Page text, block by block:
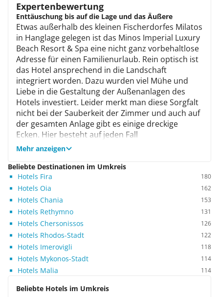
Expertenbewertung
Enttäuschung bis auf die Lage und das Äußere
Etwas außerhalb des kleinen Fischerdorfes Milatos
in Hanglage gelegen ist das Minos Imperial Luxury
Beach Resort & Spa eine nicht ganz vorbehaltlose
Adresse für einen Familienurlaub. Rein optisch ist
das Hotel ansprechend in die Landschaft
integriert worden. Dazu wurden viel Mühe und
Liebe in die Gestaltung der Außenanlagen des
Hotels investiert. Leider merkt man diese Sorgfalt
nicht bei der Sauberkeit der Zimmer und auch auf
der gesamten Anlage gibt es einige dreckige
Ecken. Hier besteht auf jeden Fall
Verbesserungsbedarf. Unsere Kinder haben sich
hier zwar rundum wohlgefühlt, was aber nur an
den anderen anwesenden Kindern lag. Wir hätten
uns mehr Animation gewünscht. Am Strand lässt
es sich wunderbar Schnorcheln, vor allem die
felsigen Abschnitte bieten sich hierfür besonders
gut an. Unser Zimmer bot genügend Platz für 4
Personen, nur hatten wir mit Kakerlaken auch
noch Untermieter. Ein bisschen Probleme hatten
wir bei der Verständigung mit dem Hotelpersonal,
mit Händen und Füßen hat es dann aber doch
geklappt. Für die Verpflegung stehen gleich
mehrere Restaurants zur Auswahl, so dass wir
nach unserem Geschmack wählen konnten. Die
Mehr anzeigen
Beliebte Destinationen im Umkreis
Hotels Fira
180
Hotels Oia 162
Hotels Chania 153
Hotels Rethymno 131
Hotels Chersonissos 126
Hotels Rhodos-Stadt 122
Hotels Imerovigli 118
Hotels Mykonos-Stadt 114
Hotels Malia 114
Beliebte Hotels im Umkreis